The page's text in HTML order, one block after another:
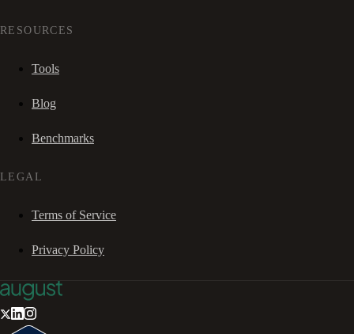
RESOURCES
Tools
Blog
Benchmarks
LEGAL
Terms of Service
Privacy Policy